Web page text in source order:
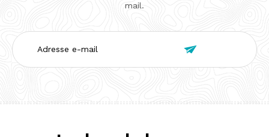
mail.
Adresse
e-
mail
